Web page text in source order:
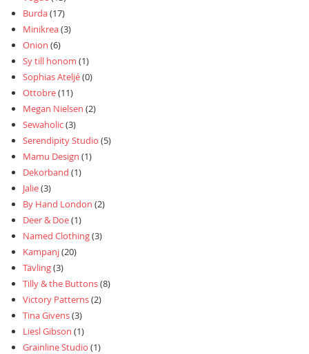
Burda(17)
Minikrea(3)
Onion (6)
Sy till honom (1)
Sophias Ateljé(0)
Ottobre(11)
Megan Nielsen (2)
Sewaholic(3)
Serendipity Studio (5)
Mamu Design (1)
Dekorband (1)
Jalie(3)
By Hand London (2)
Deer & Doe(1)
Named Clothing(3)
Kampanj(20)
Tävling(3)
Tilly & the Buttons(8)
Victory Patterns(2)
Tina Givens(3)
Liesl Gibson (1)
Grainline Studio (1)